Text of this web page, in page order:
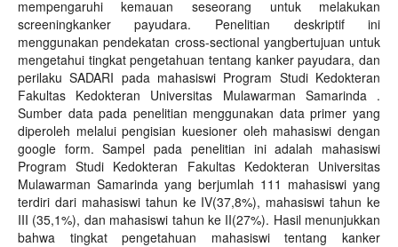
mempengaruhi kemauan seseorang untuk melakukan
screeningkanker payudara. Penelitian deskriptif ini
menggunakan pendekatan cross-sectional yangbertujuan untuk
mengetahui tingkat pengetahuan tentang kanker payudara, dan
perilaku SADARI pada mahasiswi Program Studi Kedokteran
Fakultas Kedokteran Universitas Mulawarman Samarinda .
Sumber data pada penelitian menggunakan data primer yang
diperoleh melalui pengisian kuesioner oleh mahasiswi dengan
google form. Sampel pada penelitian ini adalah mahasiswi
Program Studi Kedokteran Fakultas Kedokteran Universitas
Mulawarman Samarinda yang berjumlah 111 mahasiswi yang
terdiri dari mahasiswi tahun ke IV(37,8%), mahasiswi tahun ke
III (35,1%), dan mahasiswi tahun ke II(27%). Hasil menunjukkan
bahwa tingkat pengetahuan mahasiswi tentang kanker